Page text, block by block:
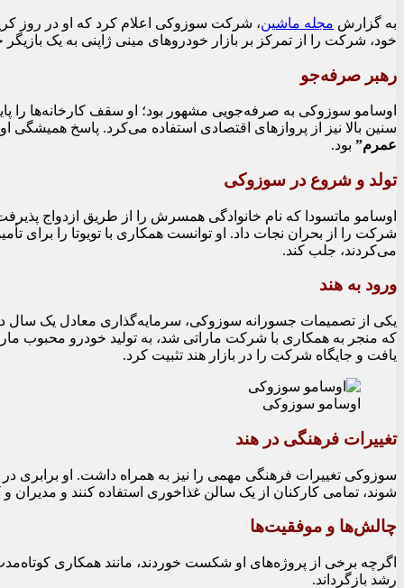
به گزارش مجله ماشین، شرکت سوزوکی اعلام کرد که او در روز
خود، شرکت را از تمرکز بر بازار خودروهای مینی ژاپنی به یک
رهبر صرفه‌جو
اوسامو سوزوکی به صرفه‌جویی مشهور بود؛ او سقف کارخانه‌ها را
سنین بالا نیز از پروازهای اقتصادی استفاده می‌کرد. پاسخ
عمرم” بود.
تولد و شروع در سوزوکی
شرکت را از بحران نجات داد. او توانست همکاری با تویوتا را برای
می‌کردند، جلب کند.
ورود به هند
یکی از تصمیمات جسورانه سوزوکی، سرمایه‌گذاری معادل یک سال
یافت و جایگاه شرکت را در بازار هند تثبیت کرد.
اوسامو سوزوکی
تغییرات فرهنگی در هند
سوزوکی تغییرات فرهنگی مهمی را نیز به همراه داشت. او برابری
شوند، تمامی کارکنان از یک سالن غذاخوری استفاده کنند و مدیران
چالش‌ها و موفقیت‌ها
اگرچه برخی از پروژه‌های او شکست خوردند، مانند همکاری
رشد بازگرداند.